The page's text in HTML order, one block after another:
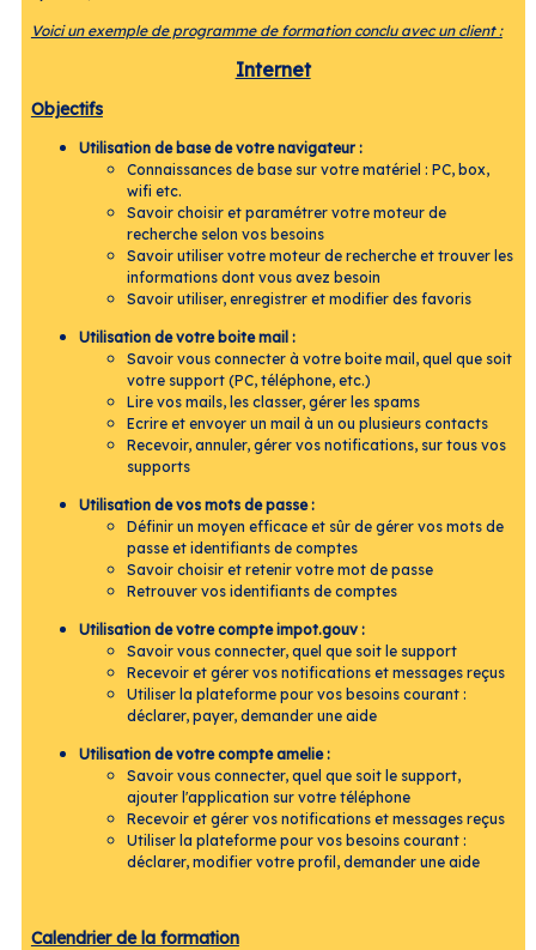
Voici un exemple de programme de formation conclu avec un client :
Internet
Objectifs
Utilisation de base de votre navigateur :
Connaissances de base sur votre matériel : PC, box,
wifi etc.
Savoir choisir et paramétrer votre moteur de
recherche selon vos besoins
Savoir utiliser votre moteur de recherche et trouver les
informations dont vous avez besoin
Savoir utiliser, enregistrer et modifier des favoris
Utilisation de votre boite mail :
Savoir vous connecter à votre boite mail, quel que soit
votre support (PC, téléphone, etc.)
Lire vos mails, les classer, gérer les spams
Ecrire et envoyer un mail à un ou plusieurs contacts
Recevoir, annuler, gérer vos notifications, sur tous vos
supports
Utilisation de vos mots de passe :
Définir un moyen efficace et sûr de gérer vos mots de
passe et identifiants de comptes
Savoir choisir et retenir votre mot de passe
Retrouver vos identifiants de comptes
Utilisation de votre compte impot.gouv :
Savoir vous connecter, quel que soit le support
Recevoir et gérer vos notifications et messages reçus
Utiliser la plateforme pour vos besoins courant :
déclarer, payer, demander une aide
Utilisation de votre compte amelie :
Savoir vous connecter, quel que soit le support,
ajouter l'application sur votre téléphone
Recevoir et gérer vos notifications et messages reçus
Utiliser la plateforme pour vos besoins courant :
déclarer, modifier votre profil, demander une aide
Calendrier de la formation